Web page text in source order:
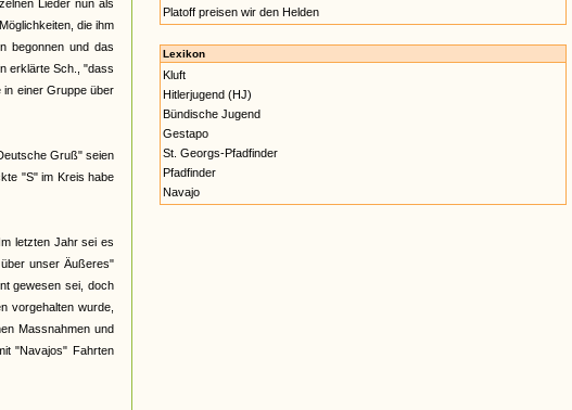
Lieder nun als
die ihm
begonnen und das
erklärte Sch., "dass
in einer Gruppe über
Gruß" seien
"S" im Kreis habe
letzten Jahr sei es
unser Äußeres"
gewesen sei, doch
vorgehalten wurde,
Massnahmen und
"Navajos" Fahrten
Platoff preisen wir den Helden
Lexikon
Kluft
Hitlerjugend (HJ)
Bündische Jugend
Gestapo
St. Georgs-Pfadfinder
Pfadfinder
Navajo